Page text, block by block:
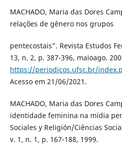
MACHADO, Maria das Dores
relações de gênero nos grupos
pentecostais”. Revista Estudos
13, n. 2, p. 387-396, maioago.
https://periodicos.ufsc.br/
Acesso em 21/06/2021.
MACHADO, Maria das Dores
identidade feminina na mídia
Sociales y Religión/Ciências
v. 1, n. 1, p. 167-188, 1999.